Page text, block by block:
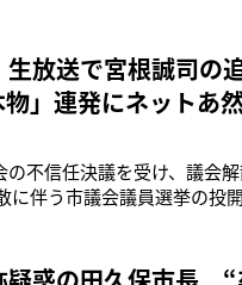
て刑事告発されていた田
放送で宮根誠司の
」連発にネットあ
不信任決議を受け、議会
に伴う市議会議員選挙の投
日予定の臨時議会で2度